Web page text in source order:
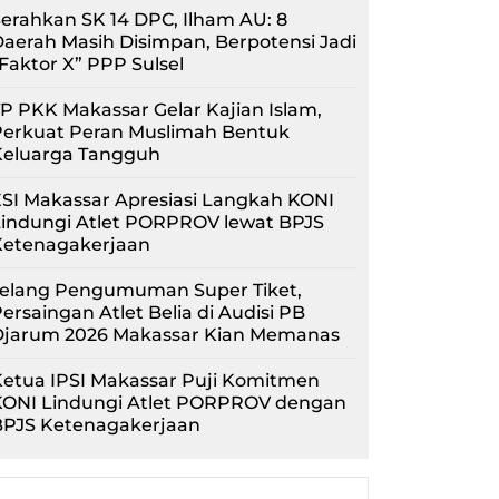
SK 14 DPC, Ilham AU: 8
Masih Disimpan, Berpotensi Jadi
X” PPP Sulsel
PKK Makassar Gelar Kajian Islam,
Peran Muslimah Bentuk
Tangguh
Makassar Apresiasi Langkah KONI
Atlet PORPROV lewat BPJS
Pengumuman Super Tiket,
Atlet Belia di Audisi PB
2026 Makassar Kian Memanas
IPSI Makassar Puji Komitmen
Lindungi Atlet PORPROV dengan
Ketenagakerjaan